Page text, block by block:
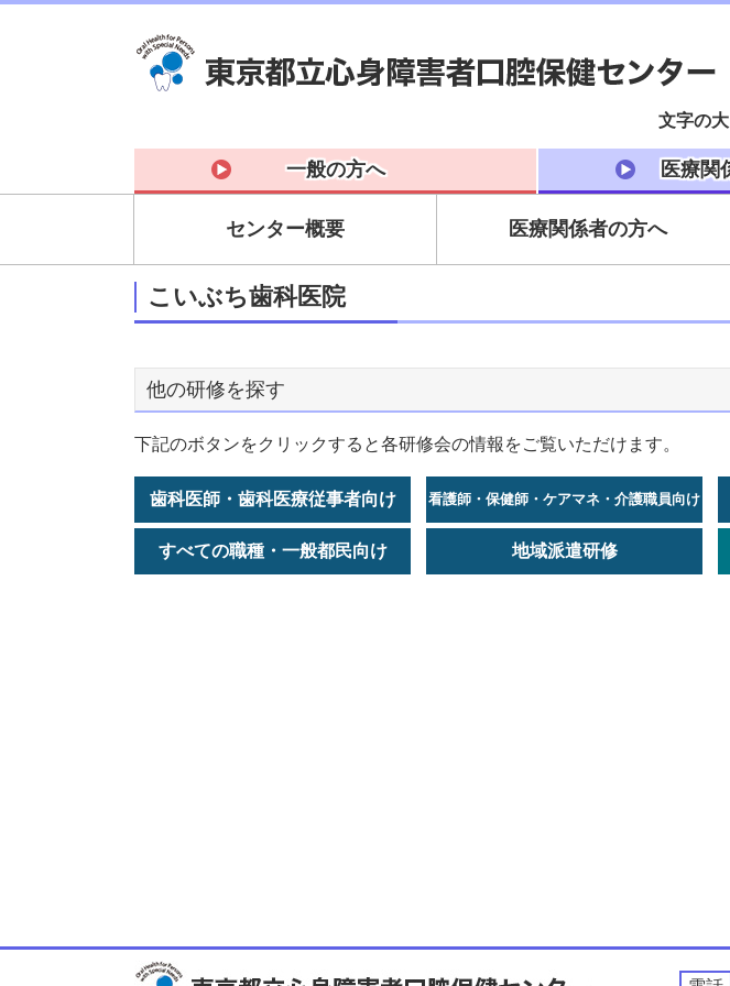
文字の
一般の方へ 医療関
センター概要 医療関係者の方へ
こいぶち歯科医院
他の研修を探す
下記のボタンをクリックすると各研修会の情報をご覧いただけます。
歯科医師・歯科医療従事者向け 看護師・保健師・ケアマネ・介護職員向け
すべての職種・一般都民向け 地域派遣研修